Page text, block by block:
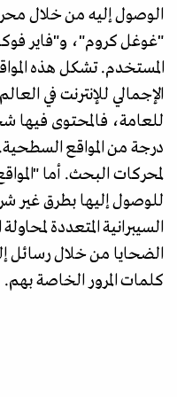
الوصول إليه من خلال
"غوغل كروم"، و"فاير
الإجمالي للإنترنت في
للعامة، فالمحتوى
درجة من المواقع
لمحركات البحث. أما
للوصول إليها بطرق غير
السيبرانية المتعددة
الضحايا من خلال رسائل
كلمات المرور الخاصة بهم.